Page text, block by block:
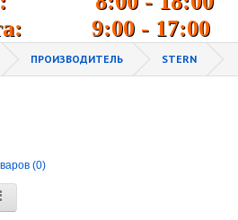
9:00 - 17:00
ПРОИЗВОДИТЕЛЬ STERN
(0)